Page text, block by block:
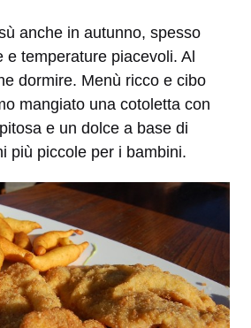
anche in autunno, spesso
e temperature piacevoli. Al
dormire. Menù ricco e cibo
mangiato una cotoletta con
e un dolce a base di
più piccole per i bambini.